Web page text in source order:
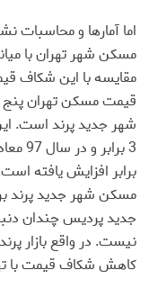
اما آمارها و
مسکن شهر تهران با
مقایسه با این شکاف
قیمت مسکن تهران
3
برابر افزایش یافته
مسکن شهر جدید پرند
جدید پردیس چندان
نیست. در واقع بازار
کاهش شکاف قیمت با